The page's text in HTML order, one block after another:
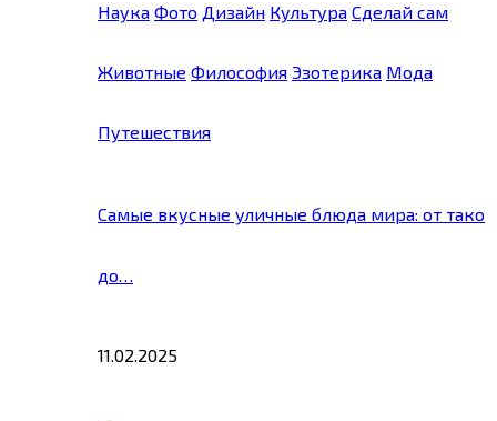
Наука Фото Дизайн Культура Сделай сам
Животные Философия Эзотерика Мода
Путешествия
Самые вкусные уличные блюда мира: от тако
до…
11.02.2025